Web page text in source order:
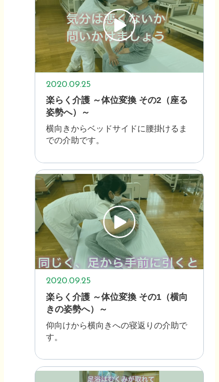
2020.09.25
楽らく介護 ～体位変換 その2（座る
姿勢へ）～
横向きからベッドサイドに腰掛けるま
での介助です。
2020.09.25
楽らく介護 ～体位変換 その1（横向
きの姿勢へ）～
仰向けから横向きへの寝返りの介助で
す。